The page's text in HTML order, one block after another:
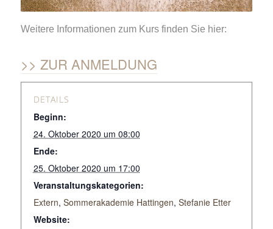
Weitere Informationen zum Kurs finden Sie hier:
ZUR ANMELDUNG
DETAILS
Beginn:
24. Oktober 2020 um 08:00
Ende:
25. Oktober 2020 um 17:00
Veranstaltungskategorien:
Extern, Sommerakademie Hattingen, Stefanie Etter
Website: